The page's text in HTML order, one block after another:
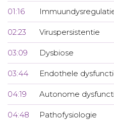
01:16
02:23 Viruspersistentie
03:09 Dysbiose
03:44 Endothele
04:19 Autonome
04:48 Pathofysiologie